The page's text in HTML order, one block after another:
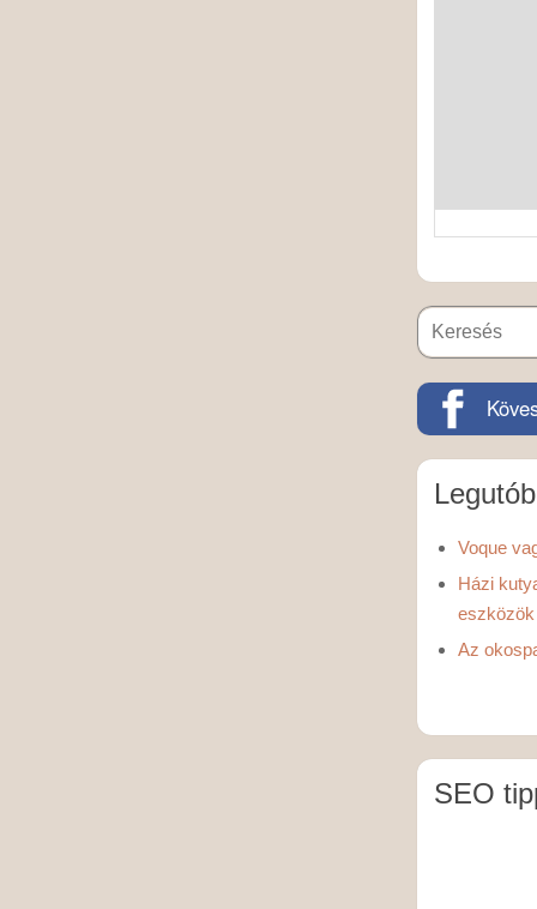
Voque
Házi
eszközök
Az
SEO